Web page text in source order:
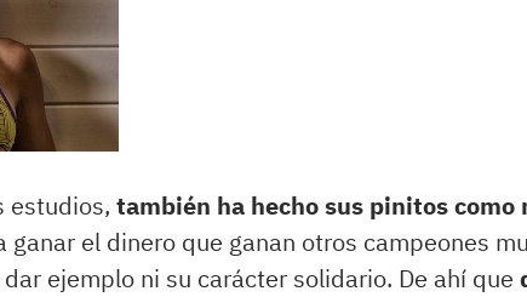
estudios, también ha hecho sus pinitos como
ganar el dinero que ganan otros campeones
ejemplo ni su carácter solidario. De ahí que